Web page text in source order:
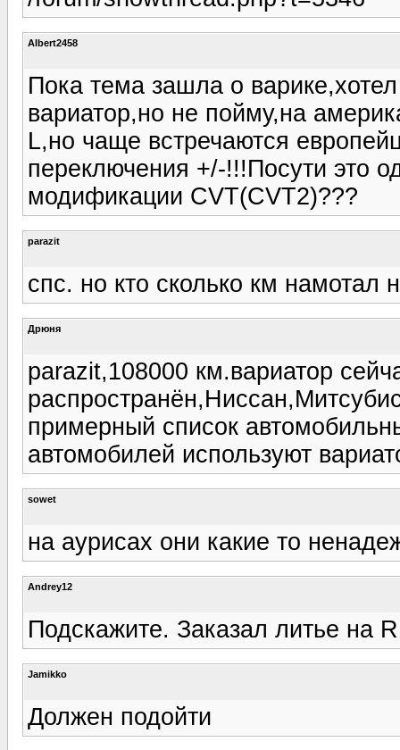
Albert2458
Пока тема зашла о
вариатор,но не пойму,на
L,но чаще встречаются
переключения +/-!!!Посути это
модификации CVT(CVT2)???
parazit
спс. но кто сколько км намотал
Дрюня
parazit,108000 км.вариатор
примерный список
автомобилей используют
sowet
на аурисах они какие то
Andrey12
Подскажите. Заказал литье на
Jamikko
Должен подойти